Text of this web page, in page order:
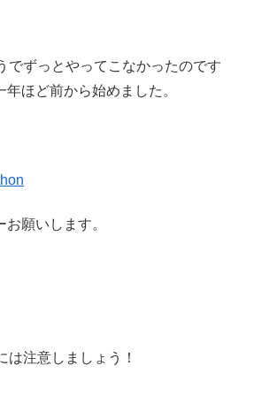
でずっとやってこなかったのです
ほど前から始めました。
願いします。
は注意しましょう！